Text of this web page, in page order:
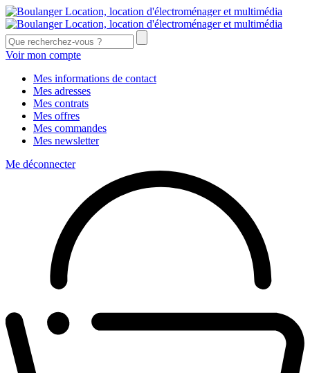
Voir mon compte
Mes informations de contact
Mes adresses
Mes contrats
Mes offres
Mes commandes
Mes newsletter
Me déconnecter